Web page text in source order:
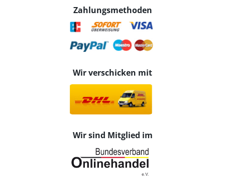
Zahlungsmethoden
Wir verschicken mit
Wir sind Mitglied im